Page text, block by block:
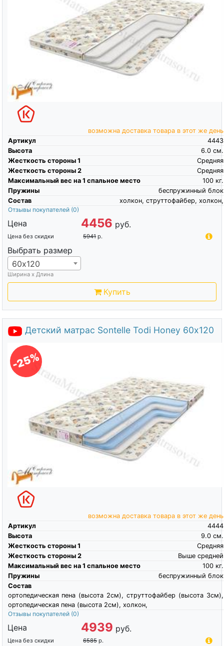
возможна доставка товара в этот же день
Артикул
4443
Высота
см.
6.0
Жесткость стороны 1
Средняя
Жесткость стороны 2
Средняя
Максимальный вес на 1 спальное место
кг.
100
Пружины
беспружинный блок
Состав
холкон, струттофайбер, холкон,
Отзывы покупателей (0)
Цена 4456 руб.
Цена без скидки 5941 р.
Выбрать размер
60х120
Ширина х Длина
Купить
Детский матрас Sontelle Todi Honey 60х120
-25%
возможна доставка товара в этот же день
Артикул
4444
Высота
см.
9.0
Жесткость стороны 1
Средняя
Жесткость стороны 2
Выше средней
Максимальный вес на 1 спальное место
кг.
100
Пружины
беспружинный блок
Состав
ортопедическая пена (высота 2см), струттофайбер (высота 3см),
ортопедическая пена (высота 2см), холкон,
Отзывы покупателей (0)
Цена 4939 руб.
Цена без скидки 6585 р.